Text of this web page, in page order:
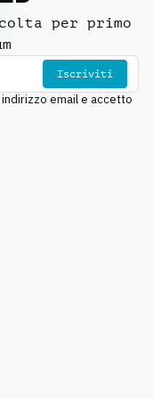
per primo
Iscriviti
email e accetto